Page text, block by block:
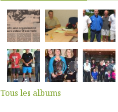
Tous les albums